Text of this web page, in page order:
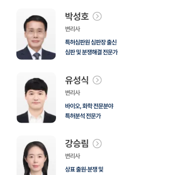
박성호
변리사
특허심판원 심판장 출신
심판 및 분쟁해결 전문가
유성식
변리사
바이오, 화학 전문분야
특허분석 전문가
강승림
변리사
상표 출원·분쟁 및